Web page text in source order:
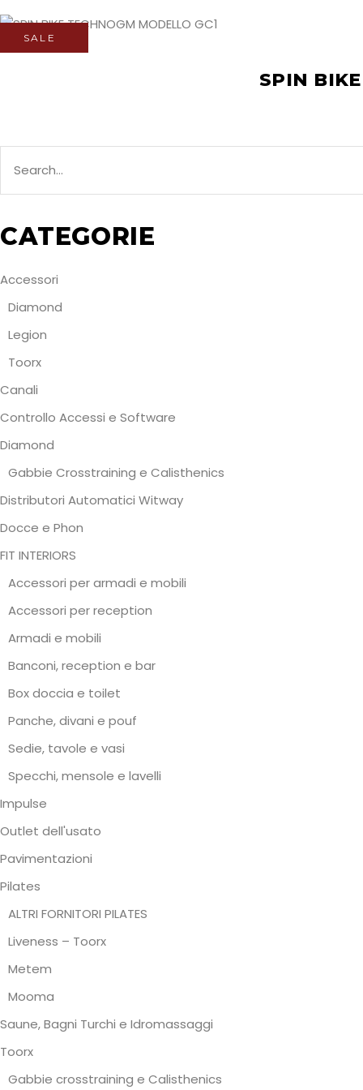
SALE
SPIN
for:
CATEGORIE
Accessori
Diamond
Legion
Toorx
Canali
Controllo Accessi e Software
Diamond
Gabbie Crosstraining e Calisthenics
Distributori Automatici Witway
Docce e Phon
FIT INTERIORS
Accessori per armadi e mobili
Accessori per reception
Armadi e mobili
Banconi, reception e bar
Box doccia e toilet
Panche, divani e pouf
Sedie, tavole e vasi
Specchi, mensole e lavelli
Impulse
Outlet dell'usato
Pavimentazioni
Pilates
ALTRI FORNITORI PILATES
Liveness – Toorx
Metem
Mooma
Saune, Bagni Turchi e Idromassaggi
Toorx
Gabbie crosstraining e Calisthenics